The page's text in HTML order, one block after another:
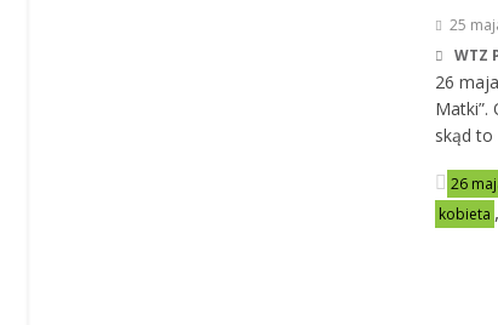
25
WTZ
26
Matki”.
skąd
26
kobieta ,